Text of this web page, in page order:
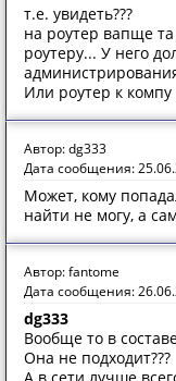
т.е. увидеть???
на роутер вапще
роутеру... У него
Или роутер к компу
Автор: dg333
Дата сообщения:
Может, кому
найти не могу, а
Автор: fantome
Дата сообщения:
dg333
Вообще то в
Она не подходит???